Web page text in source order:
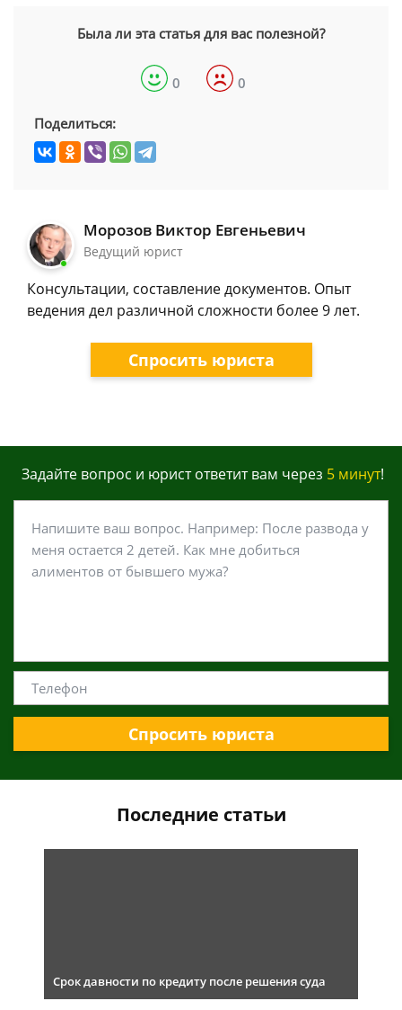
Была ли эта статья для вас полезной?
0 0
Поделиться:
Морозов Виктор Евгеньевич
Ведущий юрист
Консультации, составление документов. Опыт
ведения дел различной сложности более 9 лет.
Спросить юриста
Задайте вопрос и юрист ответит вам через 5 минут!
Спросить юриста
Последние статьи
Срок давности по кредиту после решения суда